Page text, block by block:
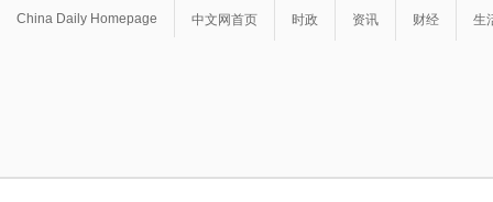
China Daily Homepage 中文网首页 时政 资讯 财经 生